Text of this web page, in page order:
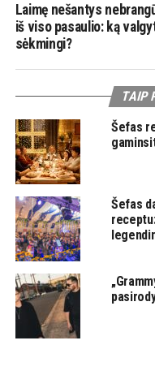
Laimę nešantys
iš viso pasaulio: ką
sėkmingi?
TAIP
Šefas
Šefas